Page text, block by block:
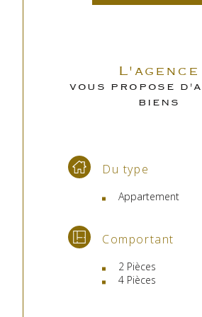
L'agence
VOUS PROPOSE
BIENS
Du type
Appartement
Comportant
2 Pièces
4 Pièces